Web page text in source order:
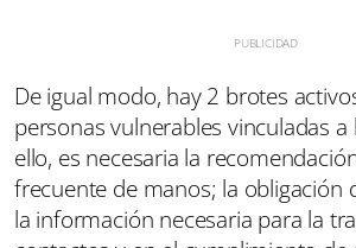
De igual modo, hay 2 brotes
personas vulnerables vinculadas
ello, es necesaria la
frecuente de manos; la obligación
la información necesaria para la